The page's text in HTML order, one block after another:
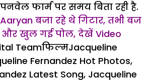
फार्म पर समय बिता रही है.
बजा रहे थे गिटार, तभी बज
और खुल गई पोल, देखें Video
TeamCategories
फिल्मTags
Jacqueline
Fernandez Hot Photos,
Latest Song, Jacqueline